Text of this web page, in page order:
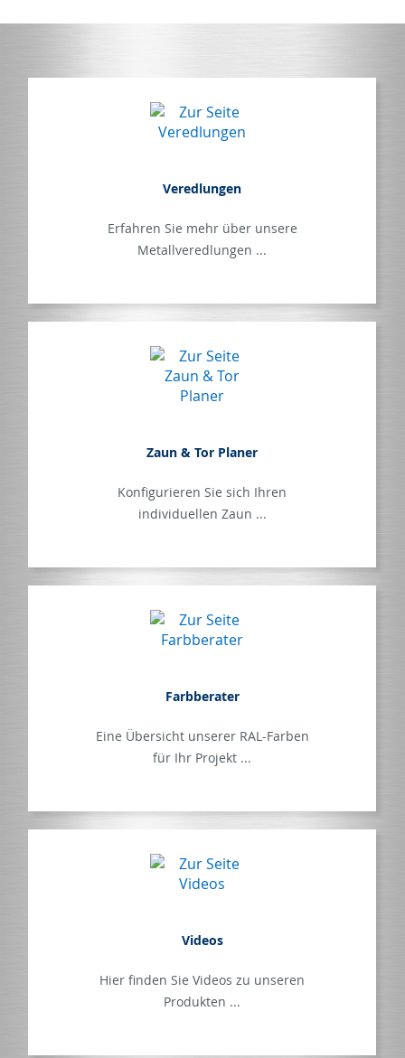
Veredlungen
Erfahren Sie mehr über unsere
Metallveredlungen ...
Zaun & Tor Planer
Konfigurieren Sie sich Ihren
individuellen Zaun ...
Farbberater
Eine Übersicht unserer RAL-Farben
für Ihr Projekt ...
Videos
Hier finden Sie Videos zu unseren
Produkten ...